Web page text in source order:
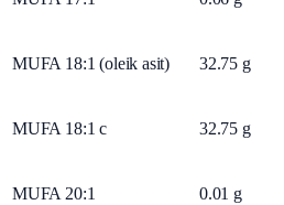
MUFA 18:1 (oleik asit) 32.75 g
MUFA 18:1 c 32.75 g
MUFA 20:1 0.01 g